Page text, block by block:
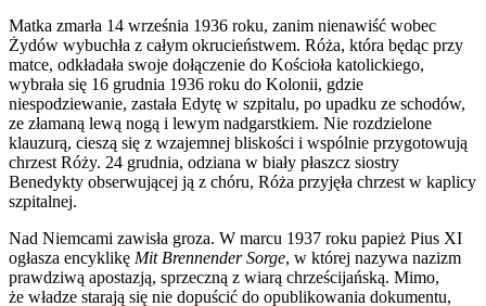
Matka zmarła 14 września 1936 roku, zanim nienawiść wobec
Żydów wybuchła z całym okrucieństwem. Róża, która będąc przy
matce, odkładała swoje dołączenie do Kościoła katolickiego,
wybrała się 16 grudnia 1936 roku do Kolonii, gdzie
niespodziewanie, zastała Edytę w szpitalu, po upadku ze schodów,
ze złamaną lewą nogą i lewym nadgarstkiem. Nie rozdzielone
klauzurą, cieszą się z wzajemnej bliskości i wspólnie przygotowują
chrzest Róży. 24 grudnia, odziana w biały płaszcz siostry
Benedykty obserwującej ją z chóru, Róża przyjęła chrzest w kaplicy
szpitalnej.
Nad Niemcami zawisła groza. W marcu 1937 roku papież Pius XI
ogłasza encyklikę Mit Brennender Sorge, w której nazywa nazizm
prawdziwą apostazją, sprzeczną z wiarą chrześcijańską. Mimo,
że władze starają się nie dopuścić do opublikowania dokumentu,